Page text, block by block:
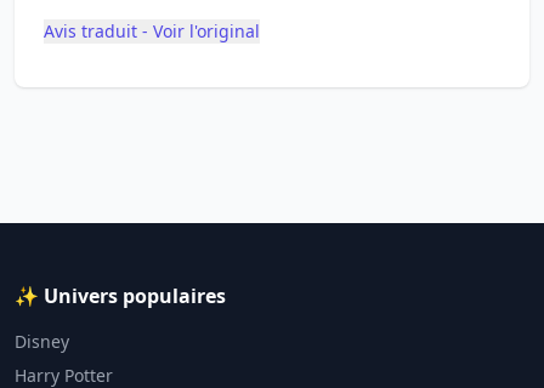
Avis traduit - Voir l'original
✨ Univers populaires
Disney
Harry Potter